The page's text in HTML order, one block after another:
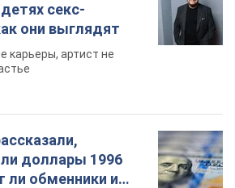
секс-
они выглядят
карьеры, артист не
доллары 1996
ли обменники и